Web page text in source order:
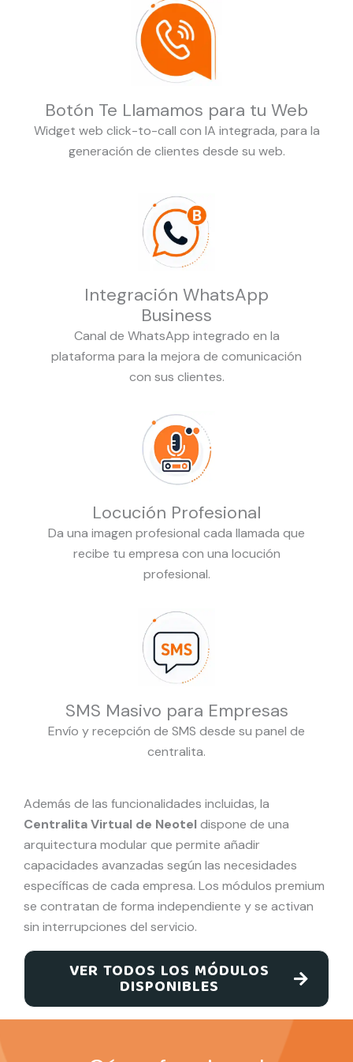
Botón Te Llamamos para tu Web
Widget web click-to-call con IA integrada, para la
generación de clientes desde su web.
Integración WhatsApp
Business
Canal de WhatsApp integrado en la
plataforma para la mejora de comunicación
con sus clientes.
Locución Profesional
Da una imagen profesional cada llamada que
recibe tu empresa con una locución
profesional.
SMS Masivo para Empresas
Envío y recepción de SMS desde su panel de
centralita.
Además de las funcionalidades incluidas, la
Centralita Virtual de Neoteldispone de una
arquitectura modular que permite añadir
capacidades avanzadas según las necesidades
específicas de cada empresa. Los módulos premium
se contratan de forma independiente y se activan
sin interrupciones del servicio.
VER TODOS LOS MÓDULOS
DISPONIBLES